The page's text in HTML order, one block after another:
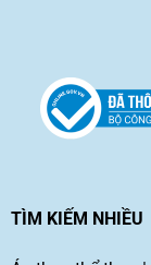
TÌM KIẾM NHIỀU